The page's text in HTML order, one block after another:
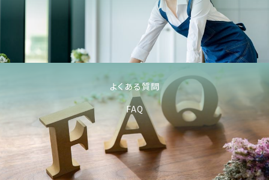
よくある質問
FAQ